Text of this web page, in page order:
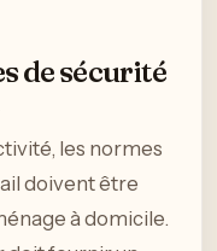
de sécurité
les normes
doivent être
à domicile.